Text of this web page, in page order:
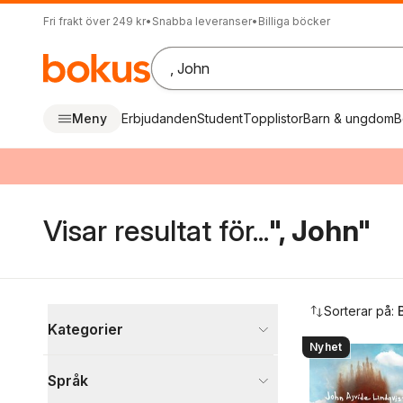
Fri frakt över 249 kr• Snabba leveranser• Billiga böcker
Meny ErbjudandenStudentTopplistorBarn & ungdom
Visar resultat för...", John"
Kategorier
Språk
Sorterar på:
Nyhet